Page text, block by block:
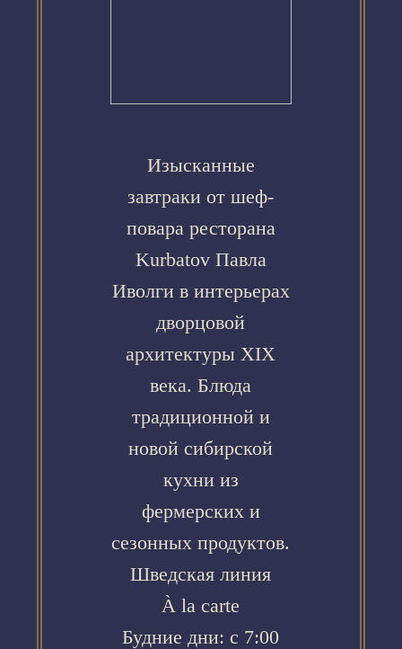
Изысканные
завтраки от шеф-
повара ресторана
Kurbatov Павла
Иволги в интерьерах
дворцовой
архитектуры XIX
века. Блюда
традиционной и
новой сибирской
кухни из
фермерских и
сезонных продуктов.
Шведская линия
À la carte
Будние дни: с 7:00